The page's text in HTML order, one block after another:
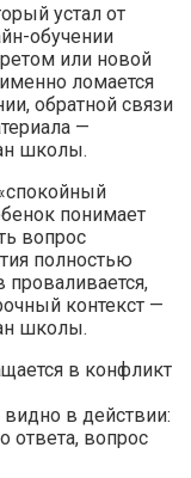
устал от
обучении
или новой
ломается
обратной связи
—
школы.
понимает
вопрос
полностью
контекст —
школы.
в конфликт
в действии:
ответа, вопрос